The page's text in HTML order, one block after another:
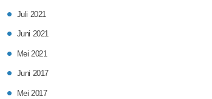
Juli 2021
Juni 2021
Mei 2021
Juni 2017
Mei 2017